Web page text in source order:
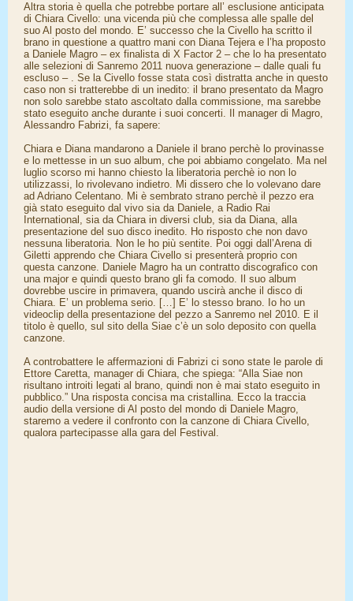
Altra storia è quella che potrebbe portare all’ esclusione anticipata
di Chiara Civello: una vicenda più che complessa alle spalle del
suo Al posto del mondo. E’ successo che la Civello ha scritto il
brano in questione a quattro mani con Diana Tejera e l’ha proposto
a Daniele Magro – ex finalista di X Factor 2 – che lo ha presentato
alle selezioni di Sanremo 2011 nuova generazione – dalle quali fu
escluso – . Se la Civello fosse stata così distratta anche in questo
caso non si tratterebbe di un inedito: il brano presentato da Magro
non solo sarebbe stato ascoltato dalla commissione, ma sarebbe
stato eseguito anche durante i suoi concerti. Il manager di Magro,
Alessandro Fabrizi, fa sapere:
Chiara e Diana mandarono a Daniele il brano perchè lo provinasse
e lo mettesse in un suo album, che poi abbiamo congelato. Ma nel
luglio scorso mi hanno chiesto la liberatoria perchè io non lo
utilizzassi, lo rivolevano indietro. Mi dissero che lo volevano dare
ad Adriano Celentano. Mi è sembrato strano perchè il pezzo era
già stato eseguito dal vivo sia da Daniele, a Radio Rai
International, sia da Chiara in diversi club, sia da Diana, alla
presentazione del suo disco inedito. Ho risposto che non davo
nessuna liberatoria. Non le ho più sentite. Poi oggi dall’Arena di
Giletti apprendo che Chiara Civello si presenterà proprio con
questa canzone. Daniele Magro ha un contratto discografico con
una major e quindi questo brano gli fa comodo. Il suo album
dovrebbe uscire in primavera, quando uscirà anche il disco di
Chiara. E’ un problema serio. […] E’ lo stesso brano. Io ho un
videoclip della presentazione del pezzo a Sanremo nel 2010. E il
titolo è quello, sul sito della Siae c’è un solo deposito con quella
canzone.
A controbattere le affermazioni di Fabrizi ci sono state le parole di
Ettore Caretta, manager di Chiara, che spiega: “Alla Siae non
risultano introiti legati al brano, quindi non è mai stato eseguito in
pubblico.” Una risposta concisa ma cristallina. Ecco la traccia
audio della versione di Al posto del mondo di Daniele Magro,
staremo a vedere il confronto con la canzone di Chiara Civello,
qualora partecipasse alla gara del Festival.